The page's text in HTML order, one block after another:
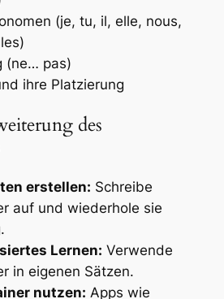
(je, tu, il, elle, nous,
(ne… pas)
ihre Platzierung
des
erstellen: Schreibe
auf und wiederhole sie
Lernen: Verwende
in eigenen Sätzen.
nutzen: Apps wie